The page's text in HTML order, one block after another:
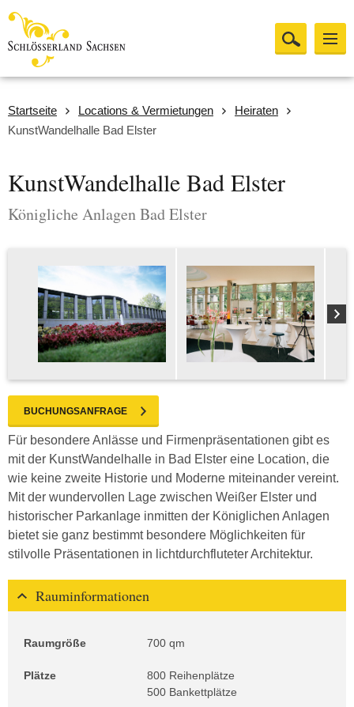
Startseite Locations & Vermietungen
Heiraten
KunstWandelhalle Bad Elster
KunstWandelhalle Bad Elster
Königliche Anlagen Bad Elster
BUCHUNGSANFRAGE
Für besondere Anlässe und Firmenpräsentationen gibt es
mit der KunstWandelhalle in Bad Elster eine Location, die
wie keine zweite Historie und Moderne miteinander vereint.
Mit der wundervollen Lage zwischen Weißer Elster und
historischer Parkanlage inmitten der Königlichen Anlagen
bietet sie ganz bestimmt besondere Möglichkeiten für
stilvolle Präsentationen in lichtdurchfluteter Architektur.
Rauminformationen
Raumgröße 700 qm
Plätze
800 Reihenplätze
500 Bankettplätze